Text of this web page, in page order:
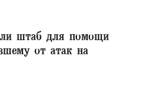
штаб для помощи
от атак на